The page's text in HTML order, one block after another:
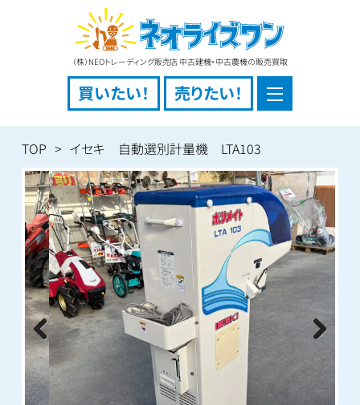
（株）NEOトレーディング販売店 中古建機・中古農機の販売買取
買いたい！ 売りたい！
TOP イセキ 自動選別計量機 LTA103
Previous Next